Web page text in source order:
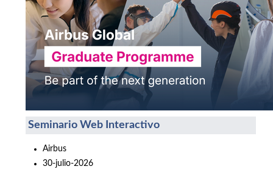
Seminario Web Interactivo
Airbus
30-julio-2026